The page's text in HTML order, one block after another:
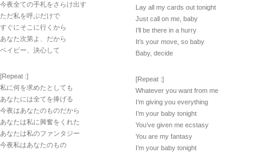
今夜全ての手札をさらけ出す
ただ私を呼ぶだけで
すぐにそこに行くから
あなた次第よ、だから
ベイビー、決心して
[Repeat :]
私に何を求めたとしても
あなたには全てを捧げる
今夜はあなたのものだから
あなたは私に興奮をくれた
あなたは私のファンタジー
今夜私はあなたのもの
Lay all my cards out tonight
Just call on me, baby
I’ll be there in a hurry
It’s your move, so baby
Baby, decide
[Repeat :]
Whatever you want from me
I’m giving you everything
I’m your baby tonight
You’ve given me ecstasy
You are my fantasy
I’m your baby tonight